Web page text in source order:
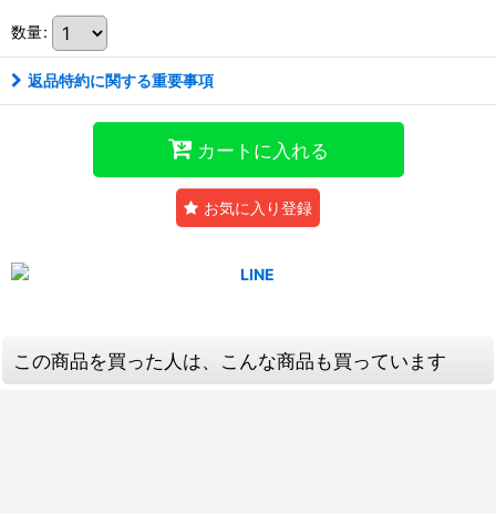
数量:
返品特約に関する重要事項
カートに入れる
お気に入り登録
この商品を買った人は、こんな商品も買っています